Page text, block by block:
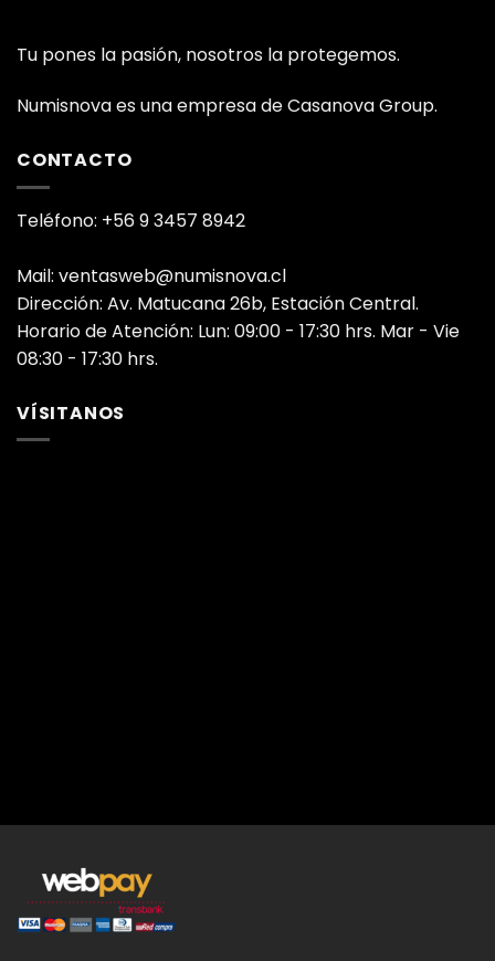
Tu pones la pasión, nosotros la protegemos.
Numisnova es una empresa de Casanova Group.
CONTACTO
Teléfono: +56 9 3457 8942
Mail: ventasweb@numisnova.cl
Dirección: Av. Matucana 26b, Estación Central.
Horario de Atención: Lun: 09:00 - 17:30 hrs. Mar - Vie
08:30 - 17:30 hrs.
VÍSITANOS